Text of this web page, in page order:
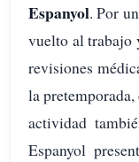
Espanyol. Por
vuelto al trabajo
revisiones
la
actividad
Espanyol